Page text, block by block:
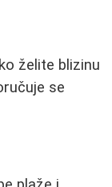
želite blizinu
se